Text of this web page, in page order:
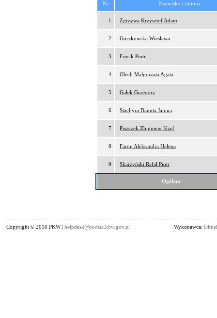
Nr Nazwisko i imiona
1 Zgrzywa Krzysztof Adam
2 Gorzkowska Wiesława
3 Frosik Piotr
4 Olech Małgorzata Agata
5 Gałek Grzegorz
6 Stachyra Danuta Janina
7 Piszczek Zbigniew Józef
8 Faron Aleksandra Helena
9 Skarżyński Rafał Piotr
Ogółem
Copyright © 2010 PKW | helpdesk@poczta.kbw.gov.pl Wykonawca: